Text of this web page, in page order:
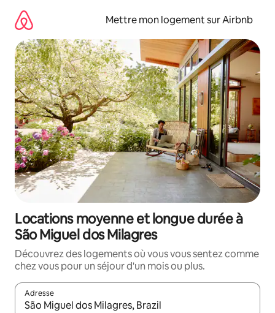
directement
contenu
Mettre mon logement sur Airbnb
Locations moyenne et longue durée à
São Miguel dos Milagres
Découvrez des logements où vous vous sentez comme
chez vous pour un séjour d'un mois ou plus.
Adresse
Lorsque les résultats s'affichent, utilisez les flèches vers le